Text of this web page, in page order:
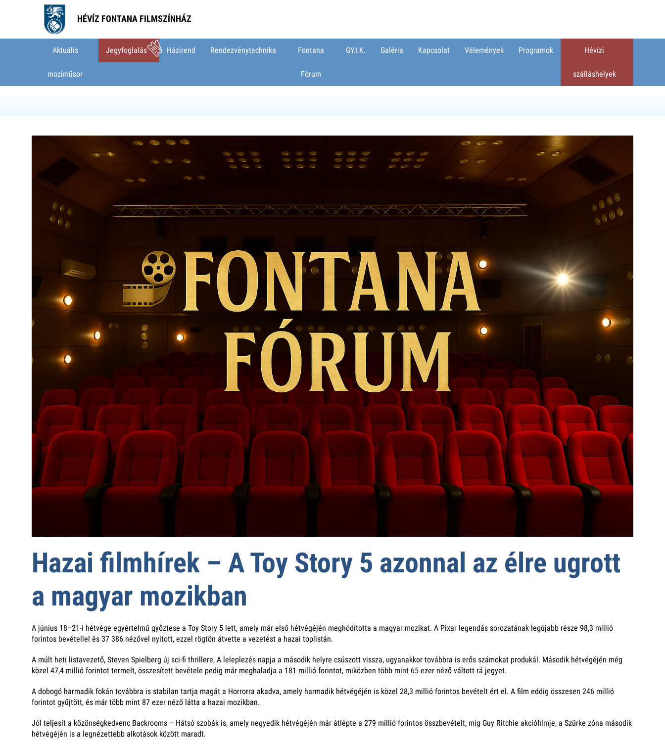
HÉVÍZ FONTANA FILMSZÍNHÁZ
Aktuális
moziműsor
Jegyfoglalás Házirend Rendezvénytechnika Fontana
Fórum
GY.I.K. Galéria Kapcsolat Vélemények Programok Hévízi
szálláshelyek
Hazai filmhírek – A Toy Story 5 azonnal az élre ugrott
a magyar mozikban
A június 18–21-i hétvége egyértelmű győztese a Toy Story 5 lett, amely már első hétvégéjén meghódította a magyar mozikat. A Pixar legendás sorozatának legújabb része 98,3 millió
forintos bevétellel és 37 386 nézővel nyitott, ezzel rögtön átvette a vezetést a hazai toplistán.
A múlt heti listavezető, Steven Spielberg új sci-fi thrillere, A leleplezés napja a második helyre csúszott vissza, ugyanakkor továbbra is erős számokat produkál. Második hétvégéjén még
közel 47,4 millió forintot termelt, összesített bevétele pedig már meghaladja a 181 millió forintot, miközben több mint 65 ezer néző váltott rá jegyet.
A dobogó harmadik fokán továbbra is stabilan tartja magát a Horrorra akadva, amely harmadik hétvégéjén is közel 28,3 millió forintos bevételt ért el. A film eddig összesen 246 millió
forintot gyűjtött, és már több mint 87 ezer néző látta a hazai mozikban.
Jól teljesít a közönségkedvenc Backrooms – Hátsó szobák is, amely negyedik hétvégéjén már átlépte a 279 millió forintos összbevételt, míg Guy Ritchie akciófilmje, a Szürke zóna második
hétvégéjén is a legnézettebb alkotások között maradt.